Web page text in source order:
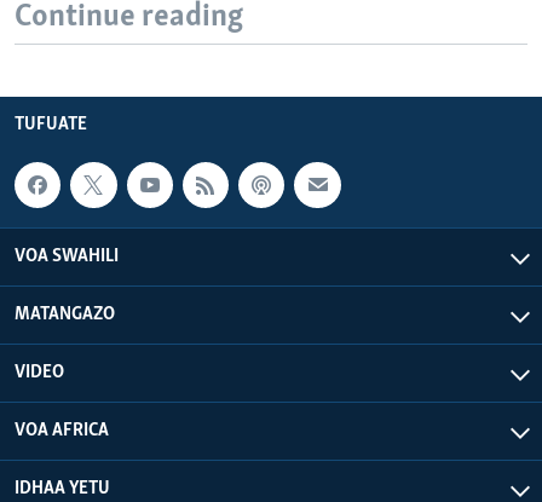
Continue reading
TUFUATE
VOA SWAHILI
MATANGAZO
VIDEO
VOA AFRICA
IDHAA YETU